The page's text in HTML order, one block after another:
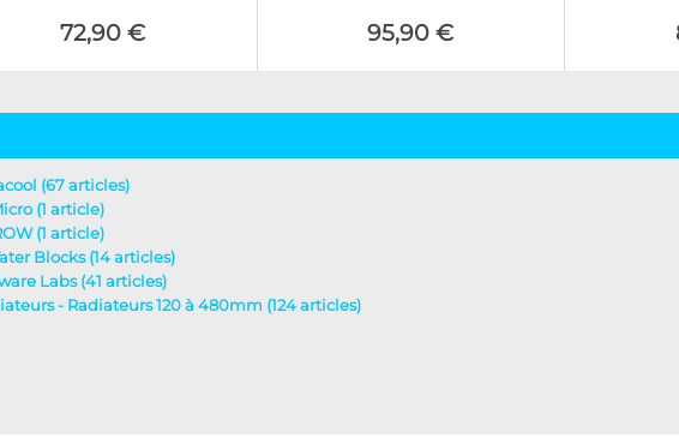
72,90 € 95,90 €
(67 articles)
(1 article)
(1 article)
Blocks (14 articles)
Labs (41 articles)
- Radiateurs 120 à 480mm (124 articles)